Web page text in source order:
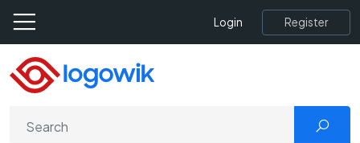
Login Register